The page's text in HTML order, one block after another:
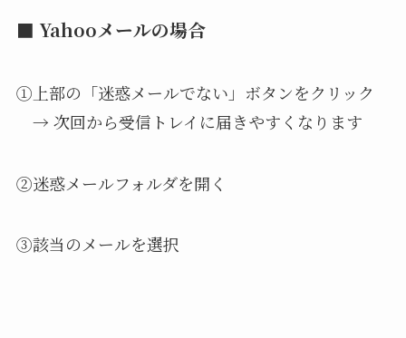
■ Yahooメールの場合
①上部の「迷惑メールでない」ボタンをクリック
→ 次回から受信トレイに届きやすくなります
②迷惑メールフォルダを開く
③該当のメールを選択